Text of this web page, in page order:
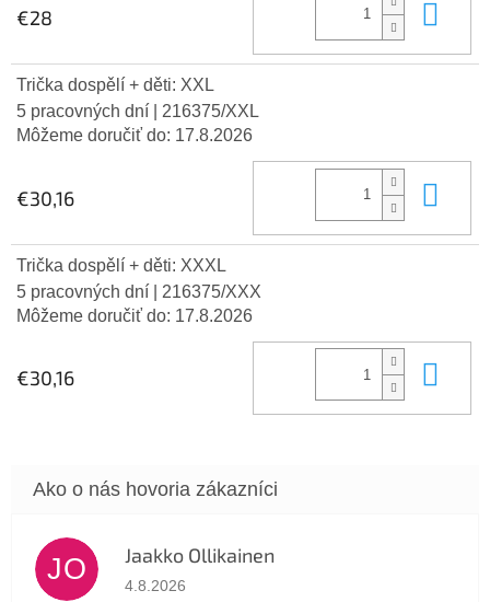
€28
Trička dospělí + děti: XXL
5 pracovných dní
| 216375/XXL
Môžeme doručiť do: 17.8.2026
€30,16
Trička dospělí + děti: XXXL
5 pracovných dní
| 216375/XXX
Môžeme doručiť do: 17.8.2026
€30,16
JO Jaakko Ollikainen
Hodnotenie obchodu je 5 z 5 hviezdičiek.
4.8.2026